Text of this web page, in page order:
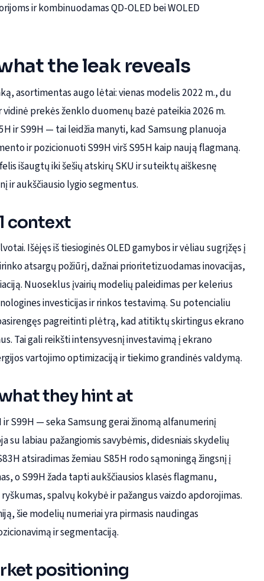
ir kombinuodamas QD-OLED bei WOLED
the leak reveals
asortimentas augo lėtai: vienas modelis 2022 m., du
prekės ženklo duomenų bazė pateikia 2026 m.
ir S99H — tai leidžia manyti, kad Samsung planuoja
ir pozicionuoti S99H virš S95H kaip naują flagmaną.
išaugtų iki šešių atskirų SKU ir suteiktų aiškesnę
ir aukščiausio lygio segmentus.
context
Išėjęs iš tiesioginės OLED gamybos ir vėliau sugrįžęs į
atsargų požiūrį, dažnai prioritetizuodamas inovacijas,
Nuoseklus įvairių modelių paleidimas per kelerius
investicijas ir rinkos testavimą. Su potencialiu
pagreitinti plėtrą, kad atitiktų skirtingus ekrano
Tai gali reikšti intensyvesnį investavimą į ekrano
vartojimo optimizaciją ir tiekimo grandinės valdymą.
they hint at
S99H — seka Samsung gerai žinomą alfanumerinį
su labiau pažangiomis savybėmis, didesniais skydelių
atsiradimas žemiau S85H rodo sąmoningą žingsnį į
o S99H žada tapti aukščiausios klasės flagmanu,
spalvų kokybė ir pažangus vaizdo apdorojimas.
šie modelių numeriai yra pirmasis naudingas
ir segmentaciją.
positioning